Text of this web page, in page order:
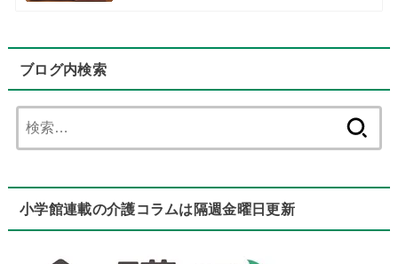
ブログ内検索
索:
小学館連載の介護コラムは隔週金曜日更新